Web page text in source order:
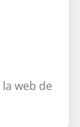
web de